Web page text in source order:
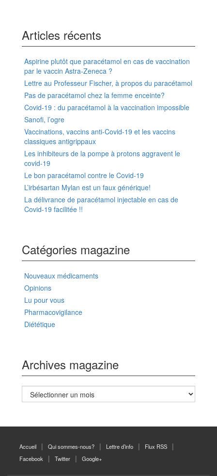
Articles récents
Aspirine plutôt que paracétamol en cas de vaccination
par le vaccin Astra-Zeneca ?
Lettre au Professeur Fischer, à propos du paracétamol
Pas de paracétamol chez la femme enceinte?
Covid-19 : du paracétamol à la vaccination impossible
Sanofi, l’ogre
Vaccinations, vaccins anti-Covid-19 et les vaccins
classiques antigrippaux
Les inhibiteurs de la pompe à protons aggravent le
covid-19
Le bon paracétamol contre le Covid-19
L’irbésartan Mylan est un faux générique!
La délivrance de paracétamol injectable en cas de
Covid-19 facilitée !!
Catégories magazine
Nouveaux médicaments
Opinions
Lu pour vous
Pharmacovigilance
Diététique
Archives magazine
Archives
magazine
Accueil Qui sommes-nous? Lettre d’info
Flux RSS
Facebook
Twitter Google+